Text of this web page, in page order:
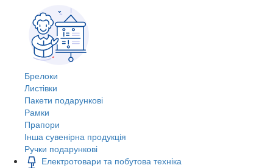
Брелоки
Листівки
Пакети подарункові
Рамки
Прапори
Інша сувенірна продукція
Ручки подарункові
Електротовари та побутова техніка